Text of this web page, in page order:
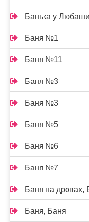
Банька у Любаши
Баня №1
Баня №11
Баня №3
Баня №3
Баня №5
Баня №6
Баня №7
Баня на дровах,
Баня, Баня